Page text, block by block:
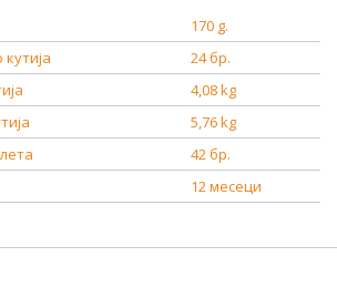
170 g.
24 бр.
4,08 kg
5,76 kg
42 бр.
12 месеци